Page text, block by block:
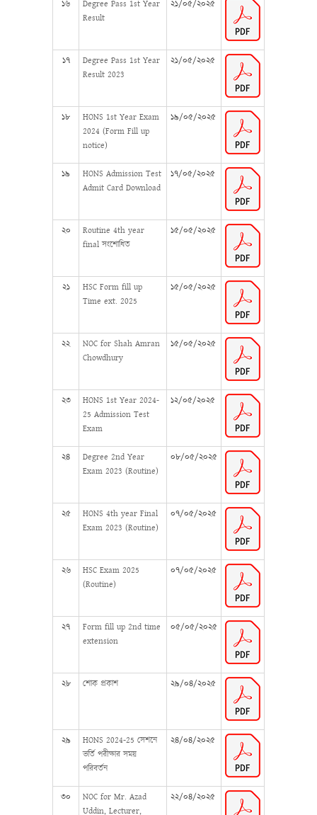
১৬
Degree Pass 1st Year
Result
২১/০৫/২০২৫
১৭
Degree Pass 1st Year
Result 2023
২১/০৫/২০২৫
১৮
HONS 1st Year Exam
2024 (Form Fill up
notice)
১৯/০৫/২০২৫
১৯
HONS Admission Test
Admit Card Download
১৭/০৫/২০২৫
২০
Routine 4th year
final সংশোধিত
১৫/০৫/২০২৫
২১
HSC Form fill up
Time ext. 2025
১৫/০৫/২০২৫
২২
NOC for Shah Amran
Chowdhury
১৫/০৫/২০২৫
২৩
HONS 1st Year 2024-
25 Admission Test
Exam
১২/০৫/২০২৫
২৪
Degree 2nd Year
Exam 2023 (Routine)
০৮/০৫/২০২৫
২৫
HONS 4th year Final
Exam 2023 (Routine)
০৭/০৫/২০২৫
২৬
HSC Exam 2025
(Routine)
০৭/০৫/২০২৫
২৭
Form fill up 2nd time
extension
০৫/০৫/২০২৫
২৮ শোক প্রকাশ ২৯/০৪/২০২৫
২৯
HONS 2024-25 সেশনে
ভর্তি পরীক্ষার সময়
পরিবর্তন
২৪/০৪/২০২৫
৩০
NOC for Mr. Azad
Uddin, Lecturer,
২২/০৪/২০২৫